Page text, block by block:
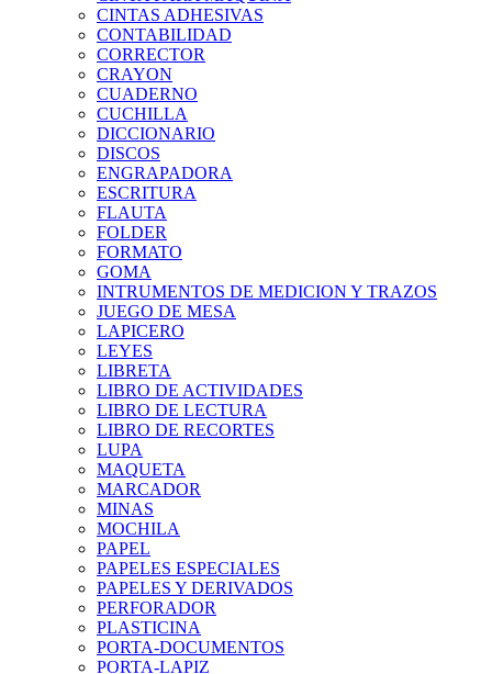
CINTAS ADHESIVAS
CONTABILIDAD
CORRECTOR
CRAYON
CUADERNO
CUCHILLA
DICCIONARIO
DISCOS
ENGRAPADORA
ESCRITURA
FLAUTA
FOLDER
FORMATO
GOMA
INTRUMENTOS DE MEDICION Y TRAZOS
JUEGO DE MESA
LAPICERO
LEYES
LIBRETA
LIBRO DE ACTIVIDADES
LIBRO DE LECTURA
LIBRO DE RECORTES
LUPA
MAQUETA
MARCADOR
MINAS
MOCHILA
PAPEL
PAPELES ESPECIALES
PAPELES Y DERIVADOS
PERFORADOR
PLASTICINA
PORTA-DOCUMENTOS
PORTA-LAPIZ